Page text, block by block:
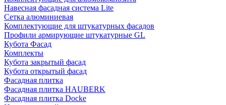
Навесная фасадная система Lite
Сетка алюминиевая
Комплектующие для штукатурных фасадов
Профили армирующие штукатурные GL
Кубота Фасад
Комплекты
Кубота закрытый фасад
Кубота открытый фасад
Фасадная плитка
Фасадная плитка HAUBERK
Фасадная плитка Docke